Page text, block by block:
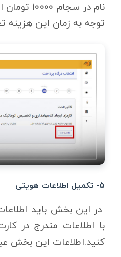
نام در
توجه به زمان این هزینه
۵- تکمیل اطلاعات هویتی
در این بخش باید
با اطلاعات مندرج در
کنید.اطلاعات این بخش